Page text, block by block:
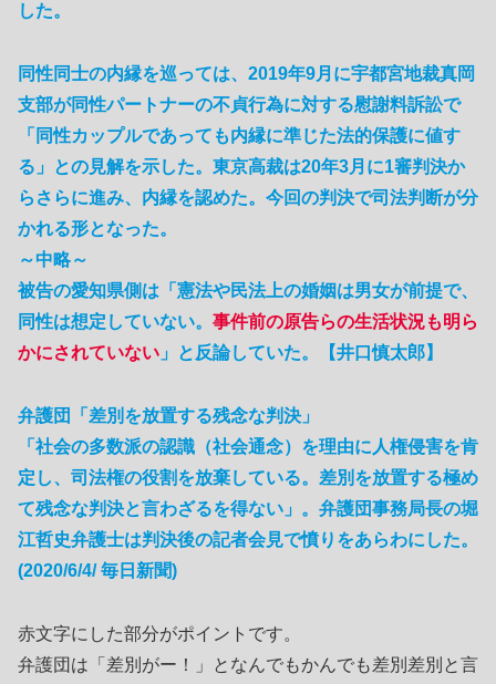
した。
同性同士の内縁を巡っては、2019年9月に宇都宮地裁真岡
支部が同性パートナーの不貞行為に対する慰謝料訴訟で
「同性カップルであっても内縁に準じた法的保護に値す
る」との見解を示した。東京高裁は20年3月に1審判決か
らさらに進み、内縁を認めた。今回の判決で司法判断が分
かれる形となった。
～中略～
被告の愛知県側は「憲法や民法上の婚姻は男女が前提で、
同性は想定していない。 事件前の原告らの生活状況も明ら
かにされていない 」と反論していた。【井口慎太郎】
弁護団「差別を放置する残念な判決」
「社会の多数派の認識（社会通念）を理由に人権侵害を肯
定し、司法権の役割を放棄している。差別を放置する極め
て残念な判決と言わざるを得ない」。弁護団事務局長の堀
江哲史弁護士は判決後の記者会見で憤りをあらわにした。
(2020/6/4/ 毎日新聞)
赤文字にした部分がポイントです。
弁護団は「差別がー！」となんでもかんでも差別差別と言